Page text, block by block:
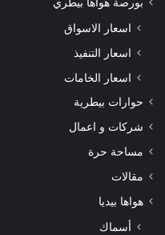
بورصة هواها بيطري
اسعار الاسواق
اسعار التنفيذ
اسعار الخامات
حوارات بيطرية
شركات و اعمال
مساحة حرة
مقالات
هواها بيديا
أسماك